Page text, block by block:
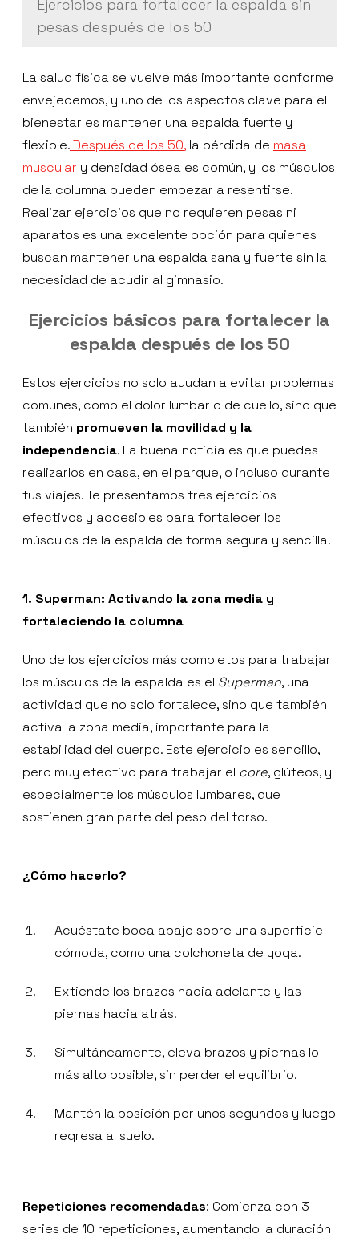
Ejercicios para fortalecer la espalda sin
pesas después de los 50
La salud física se vuelve más importante conforme
envejecemos, y uno de los aspectos clave para el
bienestar es mantener una espalda fuerte y
flexible.Después de los 50, la pérdida de masa
muscular y densidad ósea es común, y los músculos
de la columna pueden empezar a resentirse.
Realizar ejercicios que no requieren pesas ni
aparatos es una excelente opción para quienes
buscan mantener una espalda sana y fuerte sin la
necesidad de acudir al gimnasio.
Ejercicios básicos para fortalecer la
espalda después de los 50
Estos ejercicios no solo ayudan a evitar problemas
comunes, como el dolor lumbar o de cuello, sino que
también promueven la movilidad y la
independencia. La buena noticia es que puedes
realizarlos en casa, en el parque, o incluso durante
tus viajes. Te presentamos tres ejercicios
efectivos y accesibles para fortalecer los
músculos de la espalda de forma segura y sencilla.
1. Superman: Activando la zona media y
fortaleciendo la columna
Uno de los ejercicios más completos para trabajar
los músculos de la espalda es el Superman, una
actividad que no solo fortalece, sino que también
activa la zona media, importante para la
estabilidad del cuerpo. Este ejercicio es sencillo,
pero muy efectivo para trabajar el core, glúteos, y
especialmente los músculos lumbares, que
sostienen gran parte del peso del torso.
¿Cómo hacerlo?
Acuéstate boca abajo sobre una superficie
cómoda, como una colchoneta de yoga.
Extiende los brazos hacia adelante y las
piernas hacia atrás.
Simultáneamente, eleva brazos y piernas lo
más alto posible, sin perder el equilibrio.
Mantén la posición por unos segundos y luego
regresa al suelo.
Repeticiones recomendadas: Comienza con 3
series de 10 repeticiones, aumentando la duración